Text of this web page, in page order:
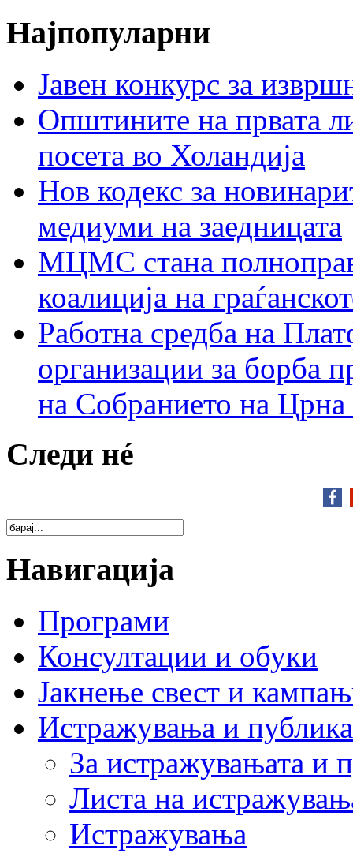
Најпопуларни
Јавен конкурс за
Општините на првата
посета во Холандија
Нов кодекс за
медиуми на заедницата
МЦМС стана
коалиција на
Работна средба на
организации за борба
на Собранието на Црна
Следи нé
Навигација
Програми
Консултации и обуки
Јакнење свест и
Истражувања и
За истражувањата и
Листа на
Истражувања